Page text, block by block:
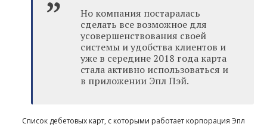
Но компания постаралась
сделать все возможное для
усовершенствования своей
системы и удобства клиентов и
уже в середине 2018 года карта
стала активно использоваться и
в приложении Эпл Пэй.
Список дебетовых карт, с которыми работает корпорация Эпл